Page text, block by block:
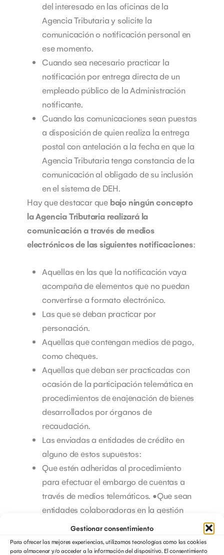
Gestionar consentimiento
Para ofrecer las mejores experiencias, utilizamos tecnologías como las cookies
para almacenar y/o acceder a la información del dispositivo. El consentimiento
del interesado en las oficinas de la
Agencia Tributaria y solicite la
comunicación o notificación personal en
ese momento.
Cuando sea necesario practicar la
notificación por entrega directa de un
empleado público de la Administración
notificante.
Cuando las comunicaciones sean puestas
a disposición de quien realiza la entrega
postal con antelación a la fecha en que la
Agencia Tributaria tenga constancia de la
comunicación al obligado de su inclusión
en el sistema de DEH.
Hay que destacar que bajo ningún concepto
la Agencia Tributaria realizará la
comunicación a través de medios
electrónicos de las siguientes notificaciones:
Aquellas en las que la notificación vaya
acompaña de elementos que no puedan
convertirse a formato electrónico.
Las que se deban practicar por
personación.
Aquellas que contengan medios de pago,
como cheques.
Aquellas que deban ser practicadas con
ocasión de la participación telemática en
procedimientos de enajenación de bienes
desarrollados por órganos de
recaudación.
Las enviadas a entidades de crédito en
alguno de estos supuestos:
Que estén adheridas al procedimiento
para efectuar el embargo de cuentas a
través de medios telemáticos. •Que sean
entidades colaboradoras en la gestión
recaudatoria de la Agencia Tributaria.
Que estén adheridas al procedimiento
electrónico para el intercambio de